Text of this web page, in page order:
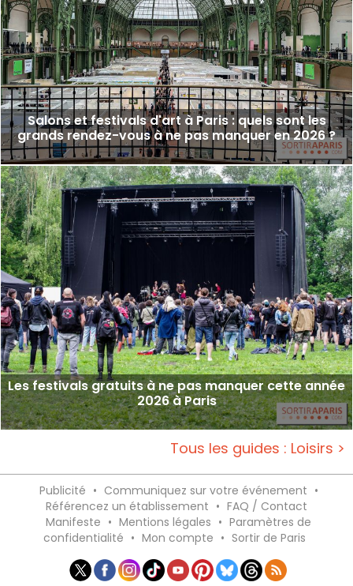
Salons et festivals d'art à Paris : quels sont les
grands rendez-vous à ne pas manquer en 2026 ?
Les festivals gratuits à ne pas manquer cette année
2026 à Paris
Tous les guides : Loisirs >
Publicité • Communiquez sur votre événement •
Référencez un établissement • FAQ / Contact
Manifeste • Mentions légales • Paramètres de
confidentialité • Mon compte • Sortir de Paris